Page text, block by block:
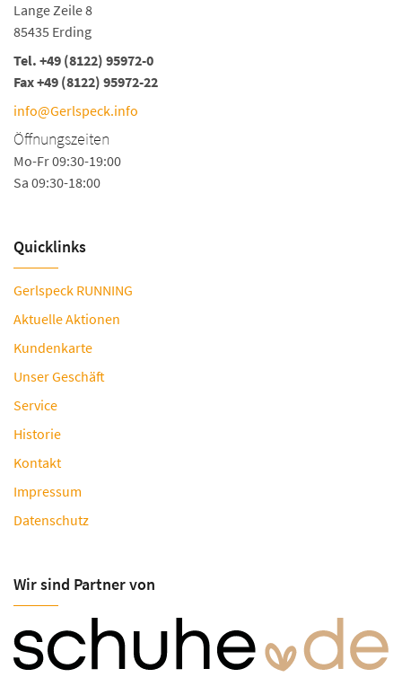
Lange Zeile 8
85435 Erding
Tel. +49 (8122) 95972-0
Fax +49 (8122) 95972-22
info@Gerlspeck.info
Öffnungszeiten
Mo-Fr 09:30-19:00
Sa 09:30-18:00
Quicklinks
Gerlspeck RUNNING
Aktuelle Aktionen
Kundenkarte
Unser Geschäft
Service
Historie
Kontakt
Impressum
Datenschutz
Wir sind Partner von